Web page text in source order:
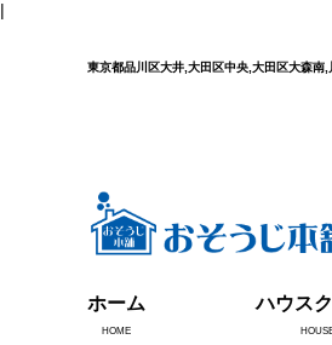
|
東京都品川区大井,大田区中央,大田区大森南
ホーム
HOME
ハウス